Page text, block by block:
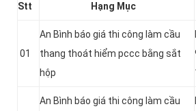
Stt Hạng Mục
01
An Bình báo giá thi công làm cầu
thang thoát hiểm pccc bằng sắt
hộp
An Bình báo giá thi công làm cầu